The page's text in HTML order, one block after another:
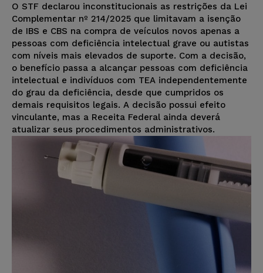
O STF declarou inconstitucionais as restrições da Lei
Complementar nº 214/2025 que limitavam a isenção
de IBS e CBS na compra de veículos novos apenas a
pessoas com deficiência intelectual grave ou autistas
com níveis mais elevados de suporte. Com a decisão,
o benefício passa a alcançar pessoas com deficiência
intelectual e indivíduos com TEA independentemente
do grau da deficiência, desde que cumpridos os
demais requisitos legais. A decisão possui efeito
vinculante, mas a Receita Federal ainda deverá
atualizar seus procedimentos administrativos.